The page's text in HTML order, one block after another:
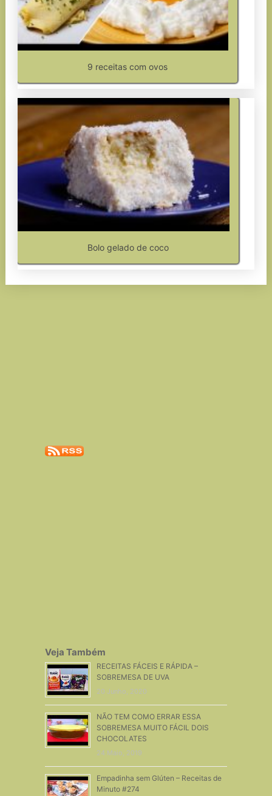
9 receitas com ovos
Bolo gelado de coco
Veja Também
RECEITAS FÁCEIS E RÁPIDA –
SOBREMESA DE UVA
20 Junho, 2020
NÃO TEM COMO ERRAR ESSA
SOBREMESA MUITO FÁCIL DOIS
CHOCOLATES
24 Maio, 2019
Empadinha sem Glúten – Receitas de
Minuto #274